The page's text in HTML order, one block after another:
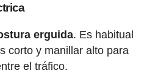
erguida. Es habitual
corto y manillar alto para
el tráfico.